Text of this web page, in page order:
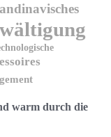
warm durch die